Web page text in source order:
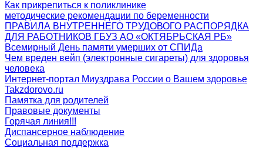
Как прикрепиться к поликлинике
методические рекомендации по беременности
ПРАВИЛА ВНУТРЕННЕГО ТРУДОВОГО РАСПОРЯДКА
ДЛЯ РАБОТНИКОВ ГБУЗ АО «ОКТЯБРЬСКАЯ РБ»
Всемирный День памяти умерших от СПИДа
Чем вреден вейп (электронные сигареты) для здоровья
человека
Интернет-портал Миyздрава России о Вашем здоровье
Takzdorovo.ru
Памятка для родителей
Правовые документы
Горячая линия!!!
Диспансерное наблюдение
Социальная поддержка